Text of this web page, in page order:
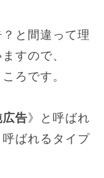
と間違って理
すので、
ろです。
広告》と呼ばれ
呼ばれるタイプ